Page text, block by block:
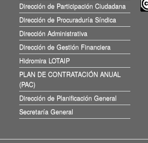
Dirección de Participación Ciudadana
Dirección de Procuraduría Síndica
Dirección Administrativa
Dirección de Gestión Financiera
Hidromira LOTAIP
PLAN DE CONTRATACIÓN ANUAL
(PAC)
Dirección de Planificación General
Secretaría General